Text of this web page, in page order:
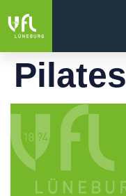
Pilates